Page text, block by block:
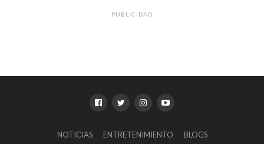
PUBLICIDAD
NOTICIAS ENTRETENIMIENTO BLOGS